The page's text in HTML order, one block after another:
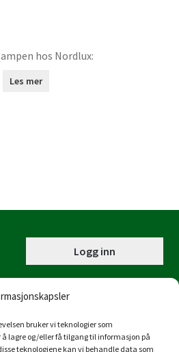
bruker vi teknologier som
lagre og/eller få tilgang til informasjon på
teknologiene kan vi behandle data som
hos Nordlux:
Les mer
Logg inn